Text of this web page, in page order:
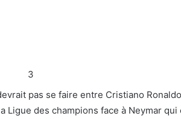
3
pas se faire entre Cristiano
Ligue des champions face à Neymar qui